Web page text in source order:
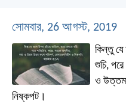
সোমবার, 26 আগস্ট, 2019
কিন্তু
শুচি,
ও উত্তম
নিষ্কপট।